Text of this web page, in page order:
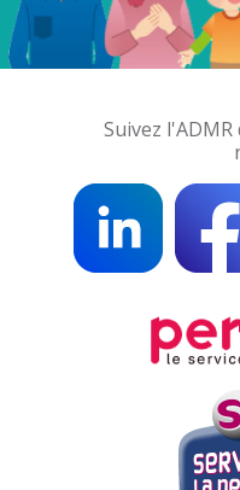
Suivez